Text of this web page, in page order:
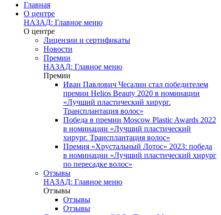
Главная
О центре
НАЗАД: Главное меню
О центре
Лицензии и сертификаты
Новости
Премии
НАЗАД: Главное меню
Премии
Иван Павлович Чесалин стал победителем
премии Helios Beauty 2020 в номинации
«Лучший пластический хирург.
Трансплантация волос»
Победа в премии Moscow Plastic Awards 2022
в номинации «Лучший пластический
хирург. Трансплантация волос»
Премия «Хрустальный Лотос» 2023: победа
в номинации «Лучший пластический хирург
по пересадке волос»
Отзывы
НАЗАД: Главное меню
Отзывы
Отзывы
Отзывы